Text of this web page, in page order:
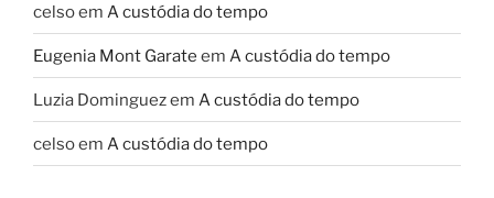
celsoem A custódia do tempo
Eugenia Mont Garate em A custódia do tempo
Luzia Dominguezem A custódia do tempo
celsoem A custódia do tempo